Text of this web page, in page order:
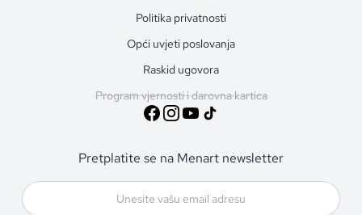
Politika privatnosti
Opći uvjeti poslovanja
Raskid ugovora
Program vjernosti i darovna kartica
Pretplatite se na Menart newsletter